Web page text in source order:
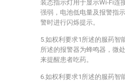
装态指示灯用于显示Wi-Fi连
强弱，电池低电量及报警指
警时进行闪烁提示。
5.如权利要求1所述的服药智
所述的报警器为蜂鸣器，微
来提醒患者吃药。
6.如权利要求1所述的服药智